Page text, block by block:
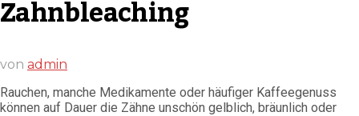
Zahnbleaching
von admin
Rauchen, manche Medikamente oder häufiger Kaffeegenuss
können auf Dauer die Zähne unschön gelblich, bräunlich oder